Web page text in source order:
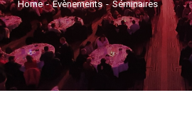
You are here:
Home Évènements Séminaires